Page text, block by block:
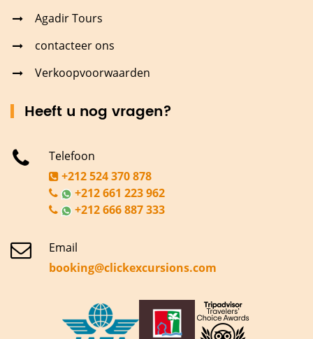
Agadir Tours
contacteer ons
Verkoopvoorwaarden
Heeft u nog vragen?
Telefoon
+212 524 370 878
+212 661 223 962
+212 666 887 333
Email
booking@clickexcursions.com